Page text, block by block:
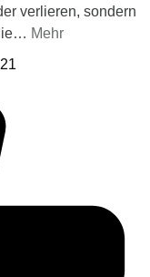
verlieren, sondern
… Mehr